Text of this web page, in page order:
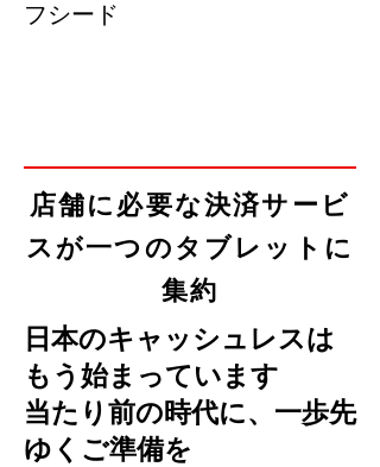
フシード
店舗に必要な決済サービ
スが一つのタブレットに
集約
日本のキャッシュレスは
もう始まっています
当たり前の時代に、一歩先
ゆくご準備を